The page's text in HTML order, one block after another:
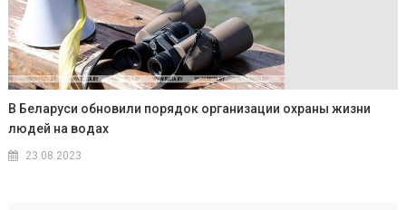
В Беларуси обновили порядок организации охраны жизни
людей на водах
23.08.2023